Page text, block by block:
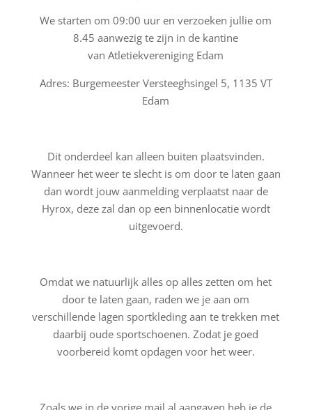
We starten om 09:00 uur en verzoeken jullie om
8.45 aanwezig te zijn in de kantine
van Atletiekvereniging Edam
Adres: Burgemeester Versteeghsingel 5, 1135 VT
Edam
Dit onderdeel kan alleen buiten plaatsvinden.
Wanneer het weer te slecht is om door te laten gaan
dan wordt jouw aanmelding verplaatst naar de
Hyrox, deze zal dan op een binnenlocatie wordt
uitgevoerd.
Omdat we natuurlijk alles op alles zetten om het
door te laten gaan, raden we je aan om
verschillende lagen sportkleding aan te trekken met
daarbij oude sportschoenen. Zodat je goed
voorbereid komt opdagen voor het weer.
Zoals we in de vorige mail al aangaven heb je de